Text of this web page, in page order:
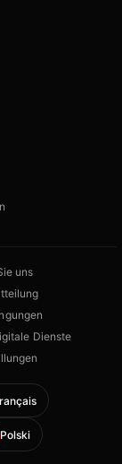
uns
Dienste
Polski